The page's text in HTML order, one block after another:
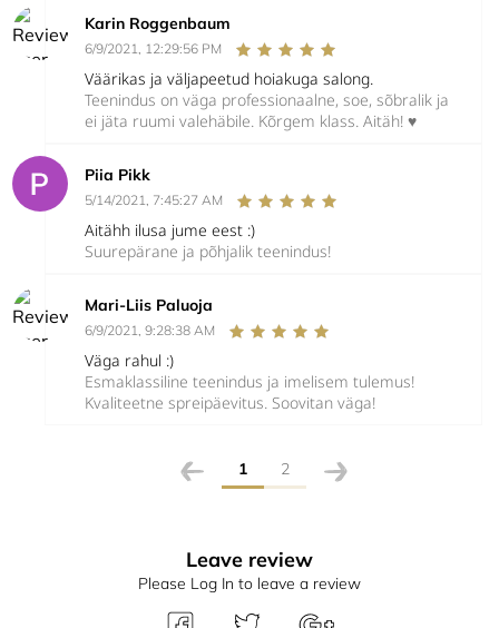
Karin Roggenbaum
6/9/2021, 12:29:56 PM
Väärikas ja väljapeetud hoiakuga salong.
Teenindus on väga professionaalne, soe, sõbralik ja
ei jäta ruumi valehäbile. Kõrgem klass. Aitäh! ♥️
Piia Pikk
5/14/2021, 7:45:27 AM
Aitähh ilusa jume eest :)
Suurepärane ja põhjalik teenindus!
Mari-Liis Paluoja
6/9/2021, 9:28:38 AM
Väga rahul :)
Esmaklassiline teenindus ja imelisem tulemus!
Kvaliteetne spreipäevitus. Soovitan väga!
1 2
Leave review
Please Log In to leave a review